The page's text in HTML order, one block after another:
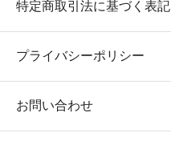
特定商取引法に基づく表記
プライバシーポリシー
お問い合わせ